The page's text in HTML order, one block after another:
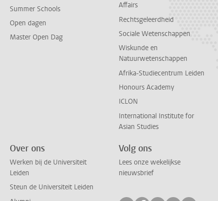
Summer Schools
Open dagen
Master Open Dag
Affairs
Rechtsgeleerdheid
Sociale Wetenschappen
Wiskunde en
Natuurwetenschappen
Afrika-Studiecentrum Leiden
Honours Academy
ICLON
International Institute for
Asian Studies
Over ons
Werken bij de Universiteit
Leiden
Steun de Universiteit Leiden
Volg ons
Lees onze wekelijkse
nieuwsbrief